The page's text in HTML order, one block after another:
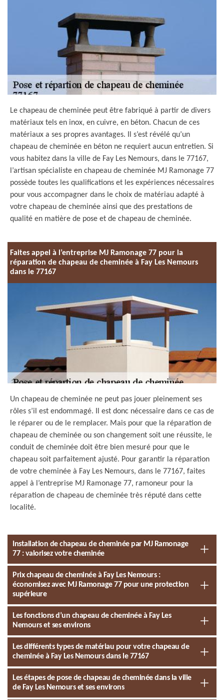
Le chapeau de cheminée peut être fabriqué à partir de divers
matériaux tels en inox, en cuivre, en béton. Chacun de ces
matériaux a ses propres avantages. Il s’est révélé qu’un
chapeau de cheminée en béton ne requiert aucun entretien. Si
vous habitez dans la ville de Fay Les Nemours, dans le 77167,
l’artisan spécialiste en chapeau de cheminée MJ Ramonage 77
possède toutes les qualifications et les expériences nécessaires
pour vous accompagner dans le choix de matériau adapté à
votre chapeau de cheminée ainsi que des prestations de
qualité en matière de pose et de chapeau de cheminée.
Faites appel à l’entreprise MJ Ramonage 77 pour la
réparation de chapeau de cheminée à Fay Les Nemours
dans le 77167
Un chapeau de cheminée ne peut pas jouer pleinement ses
rôles s’il est endommagé. Il est donc nécessaire dans ce cas de
le réparer ou de le remplacer. Mais pour que la réparation de
chapeau de cheminée ou son changement soit une réussite, le
conduit de cheminée doit être bien mesuré pour que le
chapeau soit parfaitement ajusté. Pour garantir la réparation
de votre cheminée à Fay Les Nemours, dans le 77167, faites
appel à l’entreprise MJ Ramonage 77, ramoneur pour la
réparation de chapeau de cheminée très réputé dans cette
localité.
Installation de chapeau de cheminée par MJ Ramonage
77 : valorisez votre cheminée
Prix chapeau de cheminée à Fay Les Nemours :
économisez avec MJ Ramonage 77 pour une protection
supérieure
Les fonctions d’un chapeau de cheminée à Fay Les
Nemours et ses environs
Les différents types de matériau pour votre chapeau de
cheminée à Fay Les Nemours dans le 77167
Les étapes de pose de chapeau de cheminée dans la ville
de Fay Les Nemours et ses environs